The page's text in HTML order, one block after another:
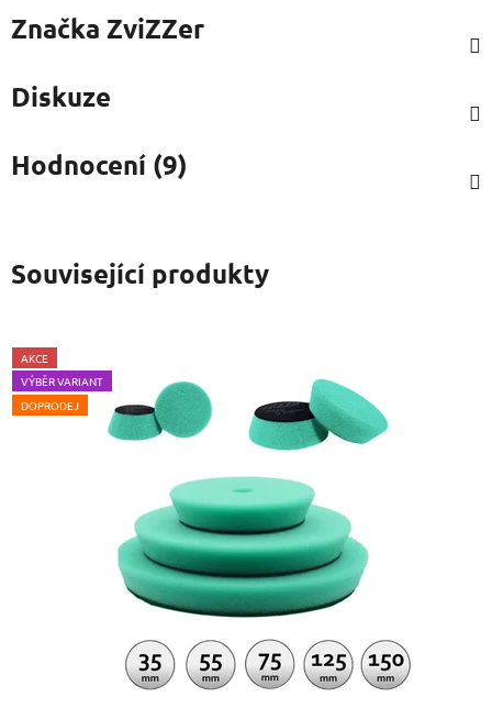
Značka ZviZZer
Diskuze
Hodnocení (9)
Související produkty
AKCE
VÝBĚR VARIANT
DOPRODEJ